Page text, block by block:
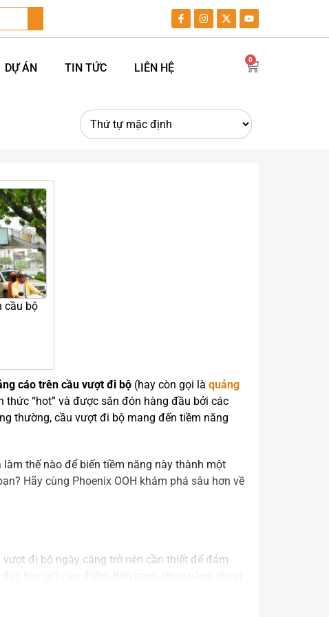
DỰ ÁN TIN TỨC LIÊN HỆ
0
cầu bộ
cáo trên cầu vượt đi bộ (hay còn gọi là quảng
“hot” và được săn đón hàng đầu bởi các
thường, cầu vượt đi bộ mang đến tiềm năng
thế nào để biến tiềm năng này thành một
Hãy cùng Phoenix OOH khám phá sâu hơn về
đi bộ ngày càng trở nên cần thiết để đảm
vị trí quảng cáo ngoài trời (OOH) vô cùng hữu